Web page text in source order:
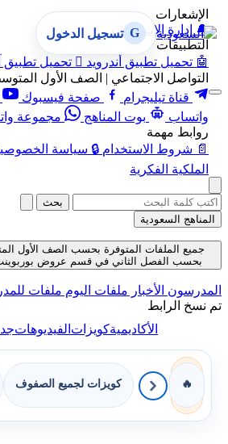
الإشعارات
🔔 إدارة الإشعارات
التطبيقات
🤖 تحميل تطبيق أندرويد  تحميل تطبيق
التواصل الاجتماعي | الصف الأول
قناة تيليجرام
صفحة فيسبوك
واتساب
بوت المناهج
مجموعة
روابط مهمة
📄 شروط الاستخدام 🔒 سياسة
الملكية الفكرية
G تسجيل الدخول
بحث
المناهج السعودية
جميع الملفات المتوفرة بحسب الصف الأول
بحسب الفصل الثاني في قسم عروض بوربوينت حتى
المدرسون الأخبار ملفات اليوم ملفات
تم نسخ الرابط
الأكاديميةكويزاتالفيديوهات
🔥 كويزات لجميع الصفوف